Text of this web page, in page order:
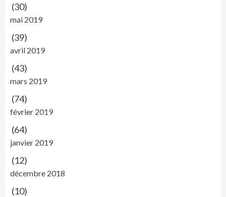
(30)
mai 2019
(39)
avril 2019
(43)
mars 2019
(74)
février 2019
(64)
janvier 2019
(12)
décembre 2018
(10)